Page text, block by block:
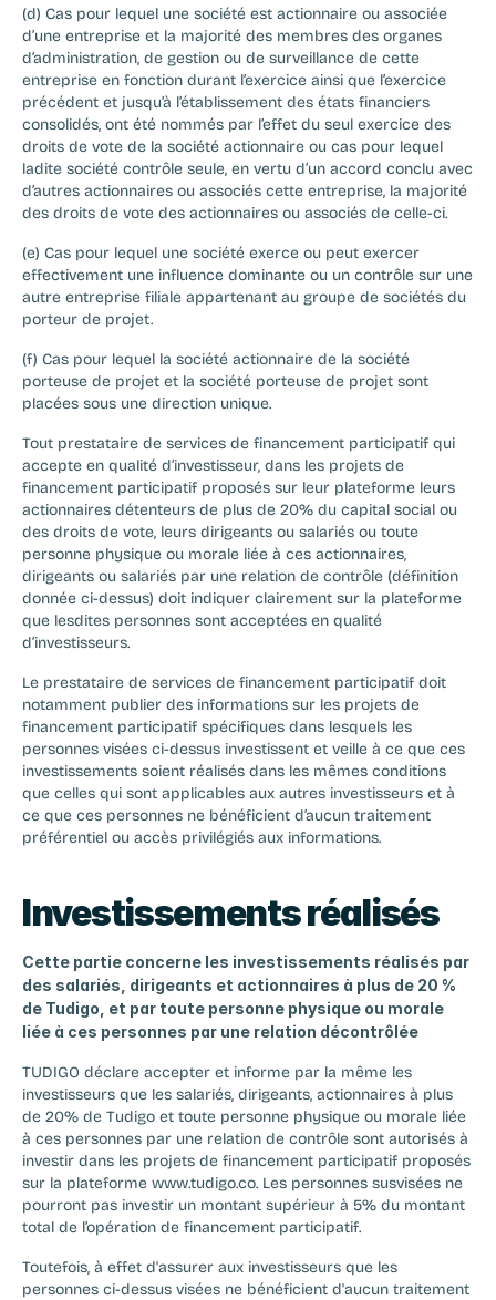
(d) Cas pour lequel une société est actionnaire ou associée
d’une entreprise et la majorité des membres des organes
d’administration, de gestion ou de surveillance de cette
entreprise en fonction durant l’exercice ainsi que l’exercice
précédent et jusqu’à l’établissement des états financiers
consolidés, ont été nommés par l’effet du seul exercice des
droits de vote de la société actionnaire ou cas pour lequel
ladite société contrôle seule, en vertu d’un accord conclu avec
d’autres actionnaires ou associés cette entreprise, la majorité
des droits de vote des actionnaires ou associés de celle-ci.
(e) Cas pour lequel une société exerce ou peut exercer
effectivement une influence dominante ou un contrôle sur une
autre entreprise filiale appartenant au groupe de sociétés du
porteur de projet.
(f) Cas pour lequel la société actionnaire de la société
porteuse de projet et la société porteuse de projet sont
placées sous une direction unique.
Tout prestataire de services de financement participatif qui
accepte en qualité d’investisseur, dans les projets de
financement participatif proposés sur leur plateforme leurs
actionnaires détenteurs de plus de 20% du capital social ou
des droits de vote, leurs dirigeants ou salariés ou toute
personne physique ou morale liée à ces actionnaires,
dirigeants ou salariés par une relation de contrôle (définition
donnée ci-dessus) doit indiquer clairement sur la plateforme
que lesdites personnes sont acceptées en qualité
d’investisseurs.
Le prestataire de services de financement participatif doit
notamment publier des informations sur les projets de
financement participatif spécifiques dans lesquels les
personnes visées ci-dessus investissent et veille à ce que ces
investissements soient réalisés dans les mêmes conditions
que celles qui sont applicables aux autres investisseurs et à
ce que ces personnes ne bénéficient d’aucun traitement
préférentiel ou accès privilégiés aux informations.
Investissements réalisés
Cette partie concerne les investissements réalisés par
des salariés, dirigeants et actionnaires à plus de 20 %
de Tudigo, et par toute personne physique ou morale
liée à ces personnes par une relation décontrôlée
TUDIGO déclare accepter et informe par la même les
investisseurs que les salariés, dirigeants, actionnaires à plus
de 20% de Tudigo et toute personne physique ou morale liée
à ces personnes par une relation de contrôle sont autorisés à
investir dans les projets de financement participatif proposés
sur la plateforme www.tudigo.co. Les personnes susvisées ne
pourront pas investir un montant supérieur à 5% du montant
total de l’opération de financement participatif.
Toutefois, à effet d'assurer aux investisseurs que les
personnes ci-dessus visées ne bénéficient d'aucun traitement